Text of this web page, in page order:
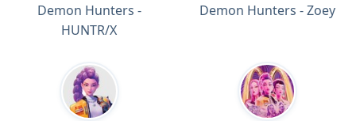
Demon Hunters -
HUNTR/X
Demon Hunters - Zoey